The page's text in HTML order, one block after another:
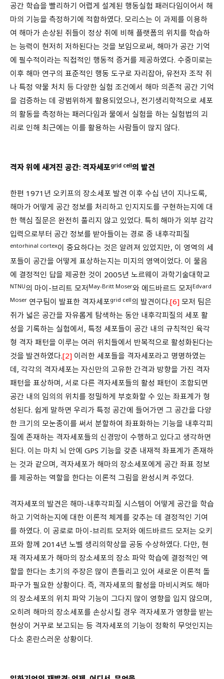
공간 학습을 빨리하기 어렵게 설계된 행동실험 패러다임이어서 해
마의 기능을 측정하기에 적합하였다. 모리스는 이 과제를 이용하
여 해마가 손상된 쥐들이 정상 쥐에 비해 플랫폼의 위치를 학습하
는 능력이 현저히 저하된다는 것을 보임으로써, 해마가 공간 기억
에 필수적이라는 직접적인 행동적 증거를 제공하였다. 수중미로는
이후 해마 연구의 표준적인 행동 도구로 자리잡아, 유전자 조작 쥐
나 특정 약물 처치 등 다양한 실험 조건에서 해마 의존적 공간 기억
을 검증하는 데 광범위하게 활용되었으나, 전기생리학적으로 세포
의 활동을 측정하는 패러다임과 물에서 실험을 하는 실험법의 괴
리로 인해 최근에는 이를 활용하는 사람들이 많지 않다.
격자 위에 새겨진 공간: 격자세포grid cell의 발견
한편 1971년 오키프의 장소세포 발견 이후 수십 년이 지나도록,
해마가 어떻게 공간 정보를 처리하고 인지지도를 구현하는지에 대
한 핵심 질문은 완전히 풀리지 않고 있었다. 특히 해마가 외부 감각
입력으로부터 공간 정보를 받아들이는 경로 중 내후각피질
entorhinal cortex이 중요하다는 것은 알려져 있었지만, 이 영역의 세
포들이 공간을 어떻게 표상하는지는 미지의 영역이었다. 이 물음
에 결정적인 답을 제공한 것이 2005년 노르웨이 과학기술대학교
NTNU의 마이-브리트 모저May-Britt Moser와 에드바르드 모저Edvard
Moser 연구팀이 발표한 격자세포grid cell의 발견이다.[6] 모저 팀은
쥐가 넓은 공간을 자유롭게 탐색하는 동안 내후각피질의 세포 활
성을 기록하는 실험에서, 특정 세포들이 공간 내의 규칙적인 육각
형 격자 패턴을 이루는 여러 위치들에서 반복적으로 활성화된다는
것을 발견하였다.[2] 이러한 세포들을 격자세포라고 명명하였는
데, 각각의 격자세포는 자신만의 고유한 간격과 방향을 가진 격자
패턴을 표상하며, 서로 다른 격자세포들의 활성 패턴이 조합되면
공간 내의 임의의 위치를 정밀하게 부호화할 수 있는 좌표계가 형
성된다. 쉽게 말하면 우리가 특정 공간에 들어가면 그 공간을 다양
한 크기의 모눈종이를 써서 분할하여 좌표화하는 기능을 내후각피
질에 존재하는 격자세포들의 신경망이 수행하고 있다고 생각하면
된다. 이는 마치 뇌 안에 GPS 기능을 갖춘 내재적 좌표계가 존재하
는 것과 같으며, 격자세포가 해마의 장소세포에게 공간 좌표 정보
를 제공하는 역할을 한다는 이론적 그림을 완성시켜 주었다.
격자세포의 발견은 해마-내후각피질 시스템이 어떻게 공간을 학습
하고 기억하는지에 대한 이론적 체계를 갖추는 데 결정적인 기여
를 하였다. 이 공로로 마이-브리트 모저와 에드바르드 모저는 오키
프와 함께 2014년 노벨 생리의학상을 공동 수상하였다. 다만, 현
재 격자세포가 해마의 장소세포의 장소 파악 학습에 결정적인 역
할을 한다는 초기의 주장은 많이 흔들리고 있어 새로운 이론적 돌
파구가 필요한 상황이다. 즉, 격자세포의 활성을 마비시켜도 해마
의 장소세포의 위치 파악 기능이 그다지 많이 영향을 입지 않으며,
오히려 해마의 장소세포를 손상시킬 경우 격자세포가 영향을 받는
현상이 거꾸로 보고되는 등 격자세포의 기능이 정확히 무엇인지는
다소 혼란스러운 상황이다.